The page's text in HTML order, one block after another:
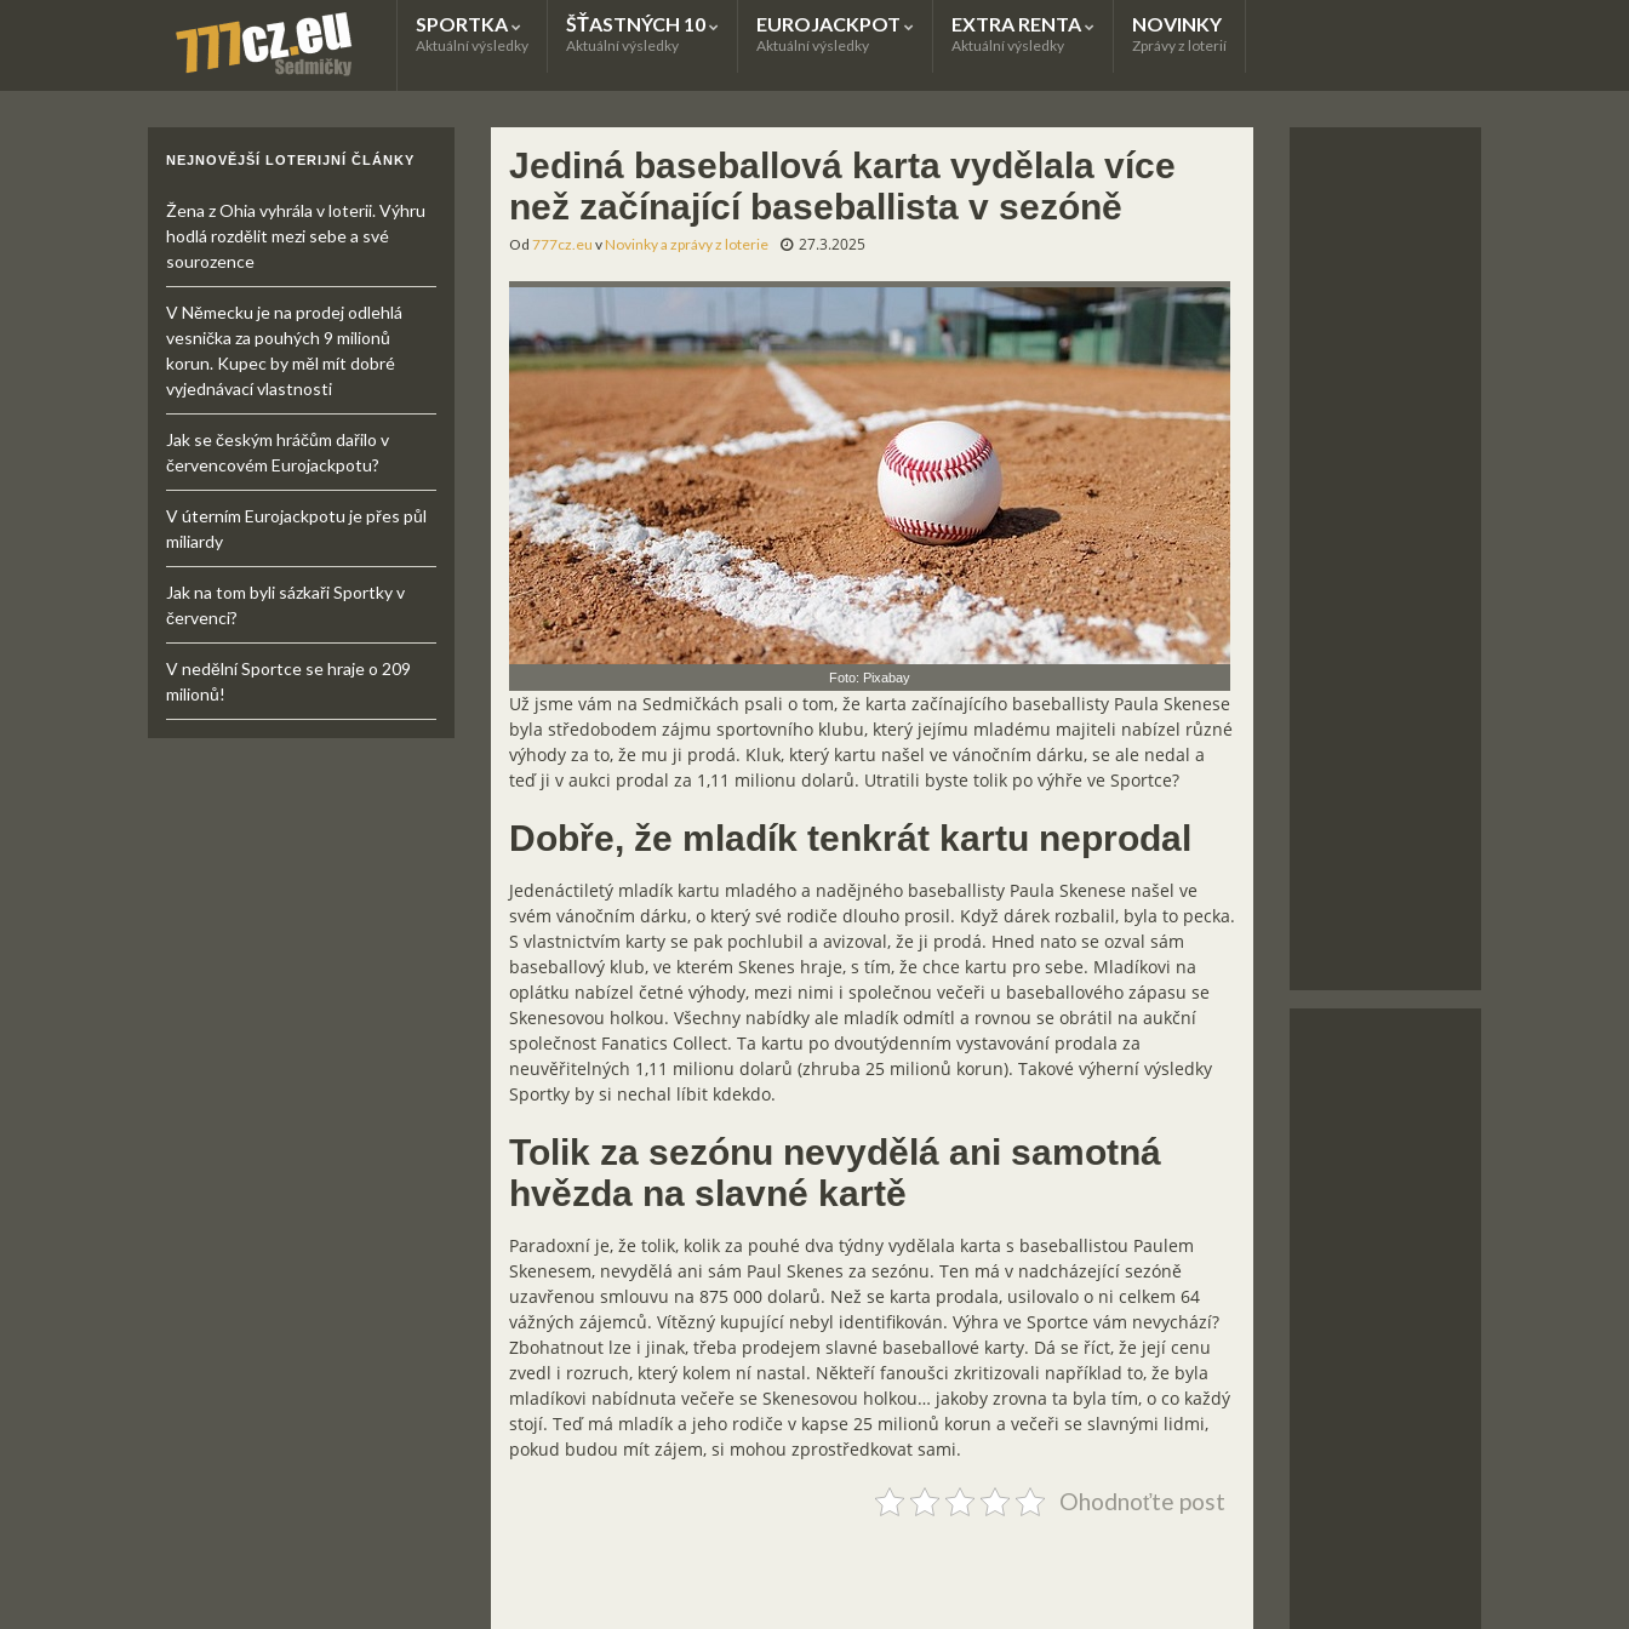
SPORTKA
Aktuální výsledky
ŠŤASTNÝCH 10
Aktuální výsledky
EUROJACKPOT
Aktuální výsledky
EXTRA RENTA
Aktuální výsledky
NOVINKY
Zprávy z loterií
Jediná baseballová karta vydělala více
než začínající baseballista v sezóně
Od 777cz.eu vNovinky a zprávy z loterie 27.3.2025
Foto: Pixabay
Už jsme vám na Sedmičkách psali o tom, že karta začínajícího baseballisty Paula Skenese
byla středobodem zájmu sportovního klubu, který jejímu mladému majiteli nabízel různé
výhody za to, že mu ji prodá. Kluk, který kartu našel ve vánočním dárku, se ale nedal a
teď ji v aukci prodal za 1,11 milionu dolarů. Utratili byste tolik po výhře ve Sportce?
Dobře, že mladík tenkrát kartu neprodal
Jedenáctiletý mladík kartu mladého a nadějného baseballisty Paula Skenese našel ve
svém vánočním dárku, o který své rodiče dlouho prosil. Když dárek rozbalil, byla to pecka.
S vlastnictvím karty se pak pochlubil a avizoval, že ji prodá. Hned nato se ozval sám
baseballový klub, ve kterém Skenes hraje, s tím, že chce kartu pro sebe. Mladíkovi na
oplátku nabízel četné výhody, mezi nimi i společnou večeři u baseballového zápasu se
Skenesovou holkou. Všechny nabídky ale mladík odmítl a rovnou se obrátil na aukční
společnost Fanatics Collect. Ta kartu po dvoutýdenním vystavování prodala za
neuvěřitelných 1,11 milionu dolarů (zhruba 25 milionů korun). Takové výherní výsledky
Sportky by si nechal líbit kdekdo.
Tolik za sezónu nevydělá ani samotná
hvězda na slavné kartě
Paradoxní je, že tolik, kolik za pouhé dva týdny vydělala karta s baseballistou Paulem
Skenesem, nevydělá ani sám Paul Skenes za sezónu. Ten má v nadcházející sezóně
uzavřenou smlouvu na 875 000 dolarů. Než se karta prodala, usilovalo o ni celkem 64
vážných zájemců. Vítězný kupující nebyl identifikován. Výhra ve Sportce vám nevychází?
Zbohatnout lze i jinak, třeba prodejem slavné baseballové karty. Dá se říct, že její cenu
zvedl i rozruch, který kolem ní nastal. Někteří fanoušci zkritizovali například to, že byla
mladíkovi nabídnuta večeře se Skenesovou holkou… jakoby zrovna ta byla tím, o co každý
stojí. Teď má mladík a jeho rodiče v kapse 25 milionů korun a večeři se slavnými lidmi,
pokud budou mít zájem, si mohou zprostředkovat sami.
Ohodnoťte post
NEJNOVĚJŠÍ LOTERIJNÍ ČLÁNKY
Žena z Ohia vyhrála v loterii. Výhru
hodlá rozdělit mezi sebe a své
sourozence
V Německu je na prodej odlehlá
vesnička za pouhých 9 milionů
korun. Kupec by měl mít dobré
vyjednávací vlastnosti
Jak se českým hráčům dařilo v
červencovém Eurojackpotu?
V úterním Eurojackpotu je přes půl
miliardy
Jak na tom byli sázkaři Sportky v
červenci?
V nedělní Sportce se hraje o 209
milionů!